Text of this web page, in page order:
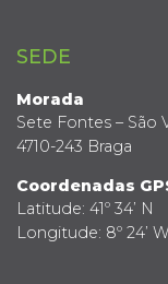
SEDE
Morada
Sete Fontes – São
4710-243 Braga
Coordenadas
Latitude: 41º 34’ N
Longitude: 8º 24’ W